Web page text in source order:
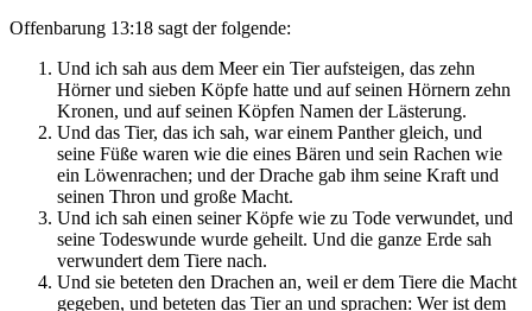
Offenbarung 13:18 sagt der folgende:
Und ich sah aus dem Meer ein Tier aufsteigen, das zehn
Hörner und sieben Köpfe hatte und auf seinen Hörnern zehn
Kronen, und auf seinen Köpfen Namen der Lästerung.
Und das Tier, das ich sah, war einem Panther gleich, und
seine Füße waren wie die eines Bären und sein Rachen wie
ein Löwenrachen; und der Drache gab ihm seine Kraft und
seinen Thron und große Macht.
Und ich sah einen seiner Köpfe wie zu Tode verwundet, und
seine Todeswunde wurde geheilt. Und die ganze Erde sah
verwundert dem Tiere nach.
Und sie beteten den Drachen an, weil er dem Tiere die Macht
gegeben, und beteten das Tier an und sprachen: Wer ist dem